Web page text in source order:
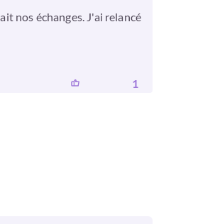
nos échanges. J'ai relancé
1